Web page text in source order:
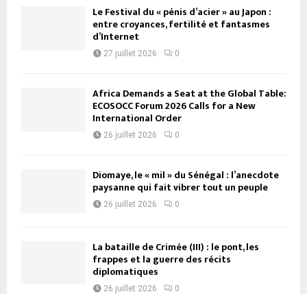
Le Festival du « pénis d’acier » au Japon :
entre croyances, fertilité et fantasmes
d’Internet
27 juillet 2026 0
Africa Demands a Seat at the Global Table:
ECOSOCC Forum 2026 Calls for a New
International Order
26 juillet 2026 0
Diomaye, le « mil » du Sénégal : l’anecdote
paysanne qui fait vibrer tout un peuple
26 juillet 2026 0
La bataille de Crimée (III) : le pont, les
frappes et la guerre des récits
diplomatiques
26 juillet 2026 0